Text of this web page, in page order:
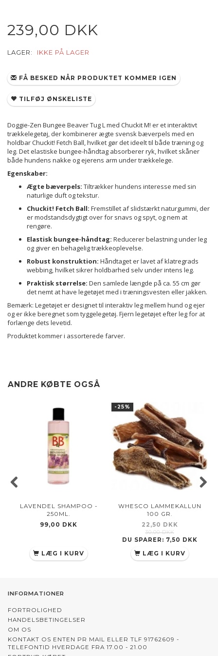
239,00 DKK
LAGER: IKKE PÅ LAGER
FÅ BESKED NÅR PRODUKTET KOMMER IGEN
TILFØJ ØNSKELISTE
Doggie-Zen Bungee Beaver Tug L med Chuckit M! er et interaktivt
trækkelegetøj, der kombinerer ægte svensk bæverpels med en
holdbar Chuckit! Fetch Ball, hvilket gør det ideelt til både træning og
leg. Det elastiske bungee-håndtag absorberer ryk, hvilket skåner
både hundens nakke og ejerens arm under trækkelege.
Egenskaber:
Ægte bæverpels: Tiltrækker hundens interesse med sin
naturlige duft og tekstur.
Chuckit! Fetch Ball: Fremstillet af slidstærkt naturgummi, der
er modstandsdygtigt over for snavs og spyt, og nem at
rengøre.
Elastisk bungee-håndtag: Reducerer belastning under leg
og giver en behagelig trækkeoplevelse.
Robust konstruktion: Håndtaget er lavet af klatregrads
webbing, hvilket sikrer holdbarhed selv under intens leg.
Praktisk størrelse: Den samlede længde på ca. 55 cm gør
det nemt at have legetøjet med i træningsvesten eller jakken.
Bemærk: Legetøjet er designet til interaktiv leg mellem hund og ejer
og er ikke beregnet som tyggelegetøj. Fjern legetøjet efter leg for at
forlænge dets levetid.
Produktet kommer i assorterede farver.
ANDRE KØBTE OGSÅ
LAVENDEL SHAMPOO -
250ML.
99,00 DKK
LÆG I KURV
-25%
WHESCO LAMMEKALLUN
100 GR.
22,50 DKK
30,00 DKK
DU SPARER: 7,50 DKK
LÆG I KURV
INFORMATIONER
FORTROLIGHED
HANDELSBETINGELSER
OM OS
KONTAKT OS ENTEN PR MAIL ELLER TLF 91762609 -
TELEFONTID HVERDAGE FRA 17.00 - 21.00